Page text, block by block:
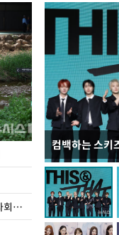
선관위 시간대별 투표율 입력 관련 기자회견하는 주진우 의원
컴백하는 스키
극한 폭염에
도